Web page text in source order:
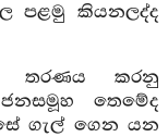
පළමු කියනලද්ද
තරණය කරනු
තෙමේද
ගැල් ගෙන යන